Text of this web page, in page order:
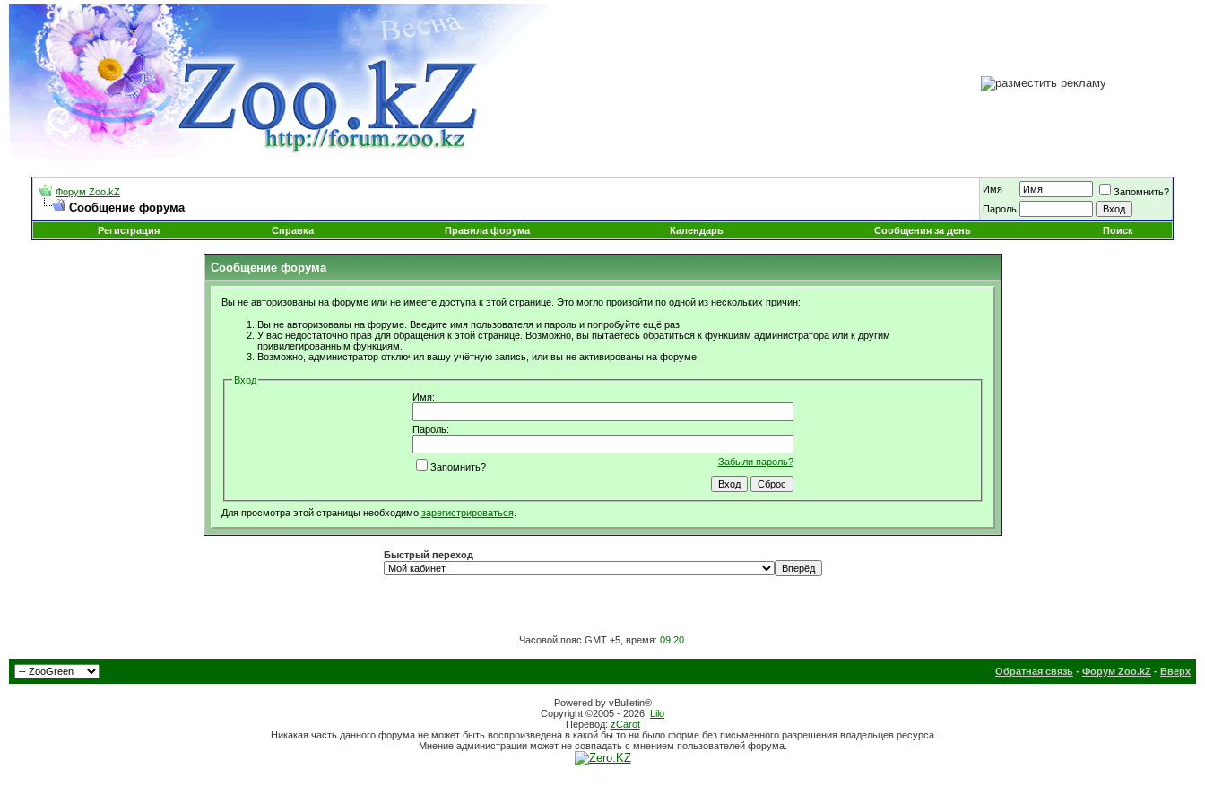
Форум Zoo.kZ
Сообщение форума
Имя
Запомнить?
Пароль
Регистрация
Справка Правила форума Календарь Сообщения за день Поиск
Сообщение форума
Вы не авторизованы на форуме или не имеете доступа к этой странице. Это могло произойти по одной из нескольких причин:
Вы не авторизованы на форуме. Введите имя пользователя и пароль и попробуйте ещё раз.
У вас недостаточно прав для обращения к этой странице. Возможно, вы пытаетесь обратиться к функциям администратора или к другим
привилегированным функциям.
Возможно, администратор отключил вашу учётную запись, или вы не активированы на форуме.
Вход
Имя:
Пароль:
Забыли пароль?
Запомнить?
Для просмотра этой страницы необходимо зарегистрироваться.
Быстрый переход
Часовой пояс GMT +5, время: 09:20.
Обратная связь - Форум Zoo.kZ - Вверх
Powered by vBulletin®
Copyright ©2005 - 2026, Lilo
Перевод: zCarot
Никакая часть данного форума не может быть воспроизведена в какой бы то ни было форме без письменного разрешения владельцев ресурса.
Мнение администрации может не совпадать с мнением пользователей форума.